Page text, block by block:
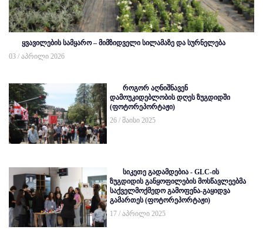
ყვავილების სამყარო – მიმზიდველი სილამაზე და სურნელება
03 / აპრილი 2026
როგორ აღნიშნავენ
დამოუკიდებლობის დღეს ზუგდიდში
(ფოტორეპორტაჟი)
26 / მაისი 2025
სიკეთე გადამდებია - GLC-ის
ზუგდიდის განყოფილების მოსწავლეებმა
საქველმოქმედო გამოფენა-გაყიდვა
გამართეს (ფოტორეპორტაჟი)
17 / აპრილი 2025